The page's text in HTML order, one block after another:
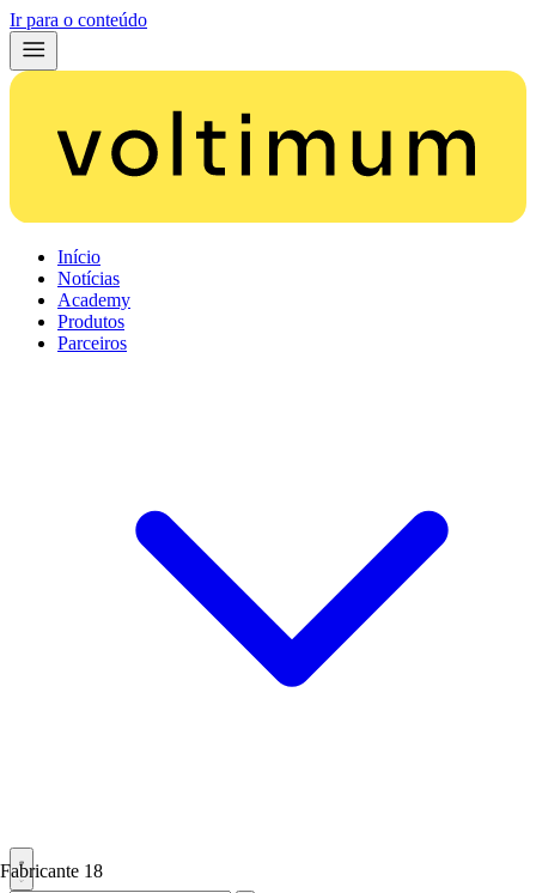
Ir para o conteúdo
Início
Notícias
Academy
Produtos
Parceiros
Fabricante 18